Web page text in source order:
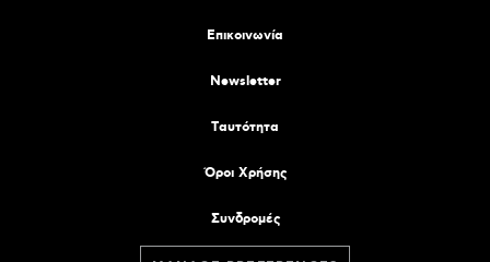
Επικοινωνία
Newsletter
Tαυτότητα
Όροι Χρήσης
Συνδρομές